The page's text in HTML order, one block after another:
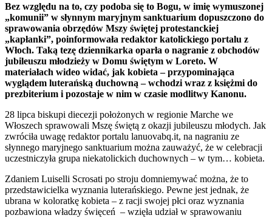
Bez względu na to, czy podoba się to Bogu, w imię wymuszonej
„komunii” w słynnym maryjnym sanktuarium dopuszczono do
sprawowania obrzędów Mszy świętej protestanckiej
„kapłanki”, poinformowała redaktor katolickiego portalu z
Włoch. Taką tezę dziennikarka oparła o nagranie z obchodów
jubileuszu młodzieży w Domu świętym w Loreto. W
materiałach wideo widać, jak kobieta – przypominająca
wyglądem luterańską duchowną – wchodzi wraz z księżmi do
prezbiterium i pozostaje w nim w czasie modlitwy Kanonu.
28 lipca biskupi diecezji położonych w regionie Marche we
Włoszech sprawowali Mszę świętą z okazji jubileuszu młodych. Jak
zwróciła uwagę redaktor portalu lanuovabq.it, na nagraniu ze
słynnego maryjnego sanktuarium można zauważyć, że w celebracji
uczestniczyła grupa niekatolickich duchownych – w tym… kobieta.
Zdaniem Luiselli Scrosati po stroju domniemywać można, że to
przedstawicielka wyznania luterańskiego. Pewne jest jednak, że
ubrana w koloratkę kobieta – z racji swojej płci oraz wyznania
pozbawiona władzy święceń – wzięła udział w sprawowaniu